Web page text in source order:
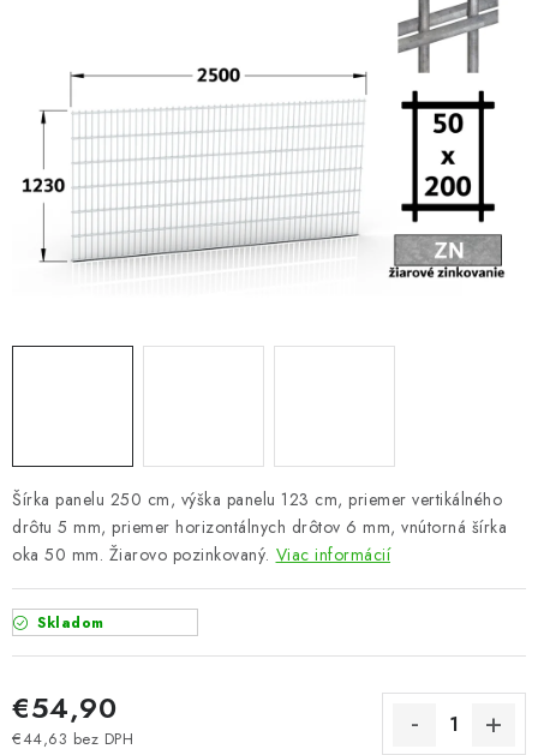
KOMPOSTÉRY
BETÓNOVÉ PLOTY
AKCIA - MIERNE POŠKODENÝ TOVAR
Kontakt
Šírka panelu 250 cm, výška panelu 123 cm, priemer vertikálného
drôtu 5 mm, priemer horizontálnych drôtov 6 mm, vnútorná šírka
oka 50 mm. Žiarovo pozinkovaný. Viac informácií
Skladom
€54,90
€44,63 bez DPH